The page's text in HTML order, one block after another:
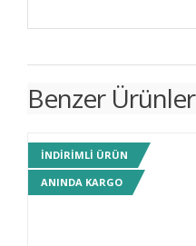
Benzer Ürünler
INDIRIMLI ÜRÜN
ANINDA KARGO